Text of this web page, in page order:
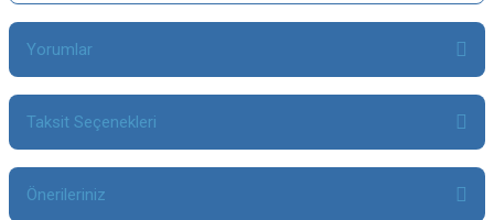
Yorumlar
Bu ürüne ilk yorumu siz yapın!
Taksit Seçenekleri
Önerileriniz